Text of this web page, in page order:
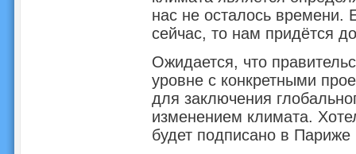
нас не осталось
сейчас, то нам придётся
Ожидается, что
уровне с конкретными
для заключения
изменением климата.
будет подписано в